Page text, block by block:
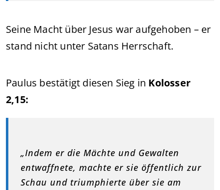
Seine Macht über Jesus war aufgehoben – er
stand nicht unter Satans Herrschaft.
Paulus bestätigt diesen Sieg in Kolosser
2,15:
„Indem er die Mächte und Gewalten
entwaffnete, machte er sie öffentlich zur
Schau und triumphierte über sie am